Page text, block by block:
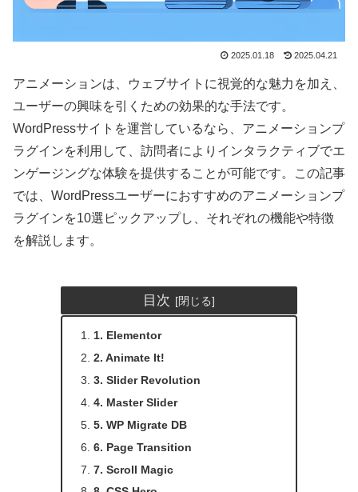
2025.01.18 2025.04.21
アニメーションは、ウェブサイトに視覚的な魅力を加え、
ユーザーの興味を引くための効果的な手法です。
WordPressサイトを運営しているなら、アニメーションプ
ラグインを利用して、訪問者によりインタラクティブでエ
ンゲージングな体験を提供することが可能です。この記事
では、WordPressユーザーにおすすめのアニメーションプ
ラグインを10選ピックアップし、それぞれの機能や特徴
を解説します。
目次
1. Elementor
2. Animate It!
3. Slider Revolution
4. Master Slider
5. WP Migrate DB
6. Page Transition
7. Scroll Magic